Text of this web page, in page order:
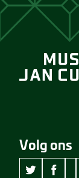
Volg ons